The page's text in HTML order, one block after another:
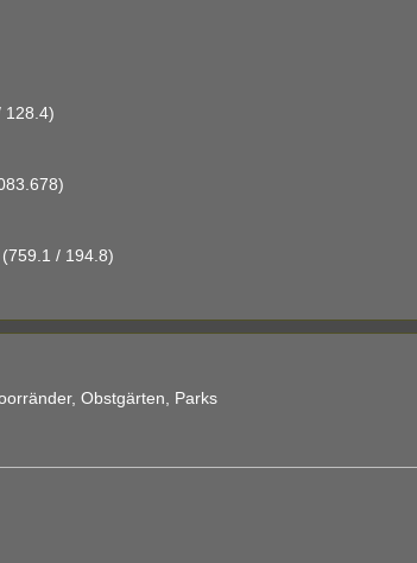
128.4)
/ 194.8)
Obstgärten, Parks